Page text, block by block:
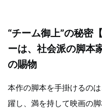
“チーム御上”の秘密
ーは、社会派の脚本
の賜物
本作の脚本を手掛けるの
躍し、満を持して映画の